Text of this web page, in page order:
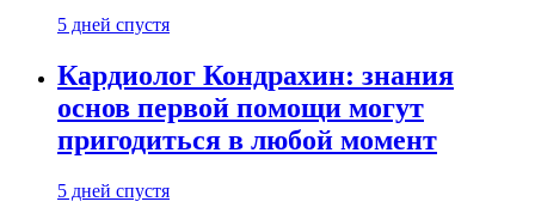
5 дней спустя
Кардиолог Кондрахин: знания
основ первой помощи могут
пригодиться в любой момент
5 дней спустя